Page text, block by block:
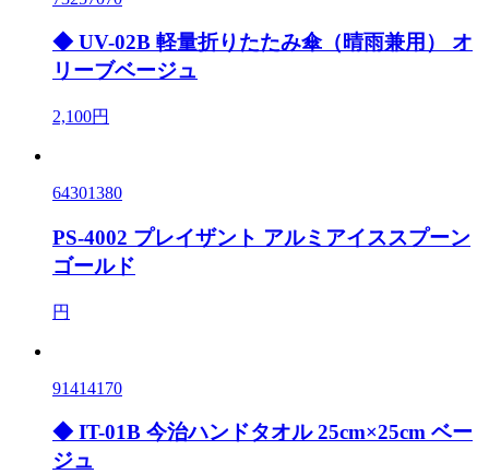
◆ UV-02B 軽量折りたたみ傘（晴雨兼用） オ
リーブベージュ
2,100円
64301380
PS-4002 プレイザント アルミアイススプーン
ゴールド
円
91414170
◆ IT-01B 今治ハンドタオル 25cm×25cm ベー
ジュ